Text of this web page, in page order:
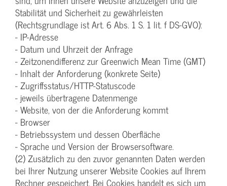
Stabilität und Sicherheit zu gewährleisten
(Rechtsgrundlage ist Art. 6 Abs. 1 S. 1 lit. f DS-GVO):
- IP-Adresse
- Datum und Uhrzeit der Anfrage
- Zeitzonendifferenz zur Greenwich Mean Time (GMT)
- Inhalt der Anforderung (konkrete Seite)
- Zugriffsstatus/HTTP-Statuscode
- jeweils übertragene Datenmenge
- Website, von der die Anforderung kommt
- Browser
- Betriebssystem und dessen Oberfläche
- Sprache und Version der Browsersoftware.
(2) Zusätzlich zu den zuvor genannten Daten werden
bei Ihrer Nutzung unserer Website Cookies auf Ihrem
Rechner gespeichert. Bei Cookies handelt es sich um